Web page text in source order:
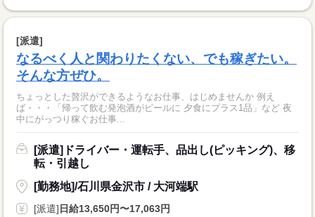
[派遣]
なるべく人と関わりたくない、でも稼ぎたい。
そんな方ぜひ。
ちょっとした贅沢ができるようなお仕事、はじめませんか 例え
ば・・・「帰って飲む発泡酒がビールに 夕食にプラス1品」など 夜
中にがっつり稼ぐお仕事...
[派遣]ドライバー・運転手、品出し(ピッキング)、移
転・引越し
[勤務地]/石川県金沢市 / 大河端駅
[派遣] 日給13,650円〜17,063円